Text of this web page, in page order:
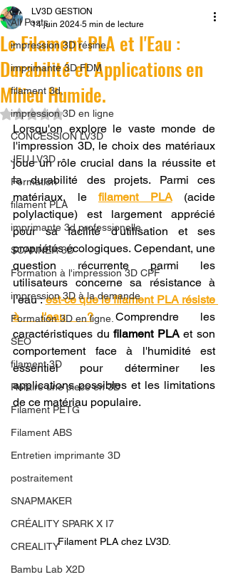
All Posts
impression 3D résine.
imprimante 3D FDM
filament 3d,
impression 3D en ligne
CONCESSION LV3D
JEU LV3D
Formation
filament PLA
imprimante 3d professionelle
SCANNER 3D
Formation à l'impression 3D CPF
impression 3D à la demande
Formation 3D en ligne.
SEO
filament 3D
Refaire une piece en 3D
Filament PETG
Filament ABS
Entretien imprimante 3D
postraitement
SNAPMAKER
CRÉALITY SPARK X I7
CREALITY
Bambu Lab X2D
Le Filament PLA et l'Eau :
Durabilité et Applications en
Milieu Humide.
LV3D GESTION
14 juin 2024 5 min de lecture
Noté NaN étoiles sur 5.
Lorsqu'on explore le vaste monde de
l'impression 3D, le choix des matériaux
joue un rôle crucial dans la réussite et
la durabilité des projets. Parmi ces
matériaux, le filament PLA (acide
polylactique) est largement apprécié
pour sa facilité d'utilisation et ses
propriétés écologiques. Cependant, une
question récurrente parmi les
utilisateurs concerne sa résistance à
l'eau : est-ce que le filament PLA résiste
à l'eau ? Comprendre les
caractéristiques du filament PLA et son
comportement face à l'humidité est
essentiel pour déterminer les
applications possibles et les limitations
de ce matériau populaire.
Filament PLA chez LV3D.